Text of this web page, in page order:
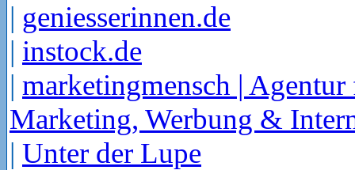
| geniesserinnen.de
| instock.de
| marketingmensch | Agentur
Marketing, Werbung &
| Unter der Lupe